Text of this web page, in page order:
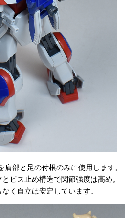
部と足の付根のみに使用します。
ビス止め構造で関節強度は高め。
く自立は安定しています。